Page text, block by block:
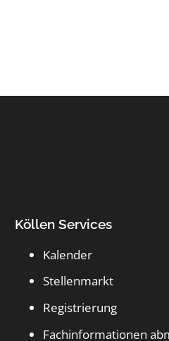
Köllen Services
Kalender
Stellenmarkt
Registrierung
Fachinformationen